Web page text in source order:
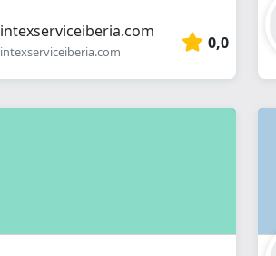
intexserviceiberia.com
intexserviceiberia.com 0,0